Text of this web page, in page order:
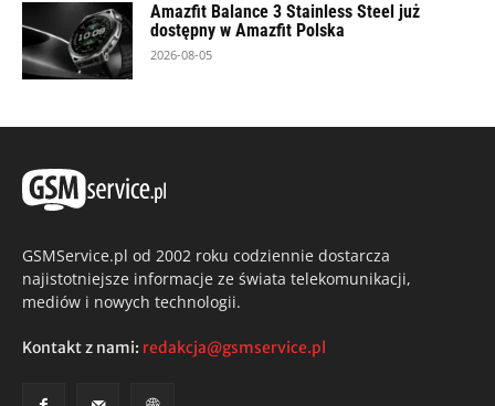
Amazfit Balance 3 Stainless Steel już
dostępny w Amazfit Polska
2026-08-05
GSMService.pl od 2002 roku codziennie dostarcza
najistotniejsze informacje ze świata telekomunikacji,
mediów i nowych technologii.
Kontakt z nami: redakcja@gsmservice.pl